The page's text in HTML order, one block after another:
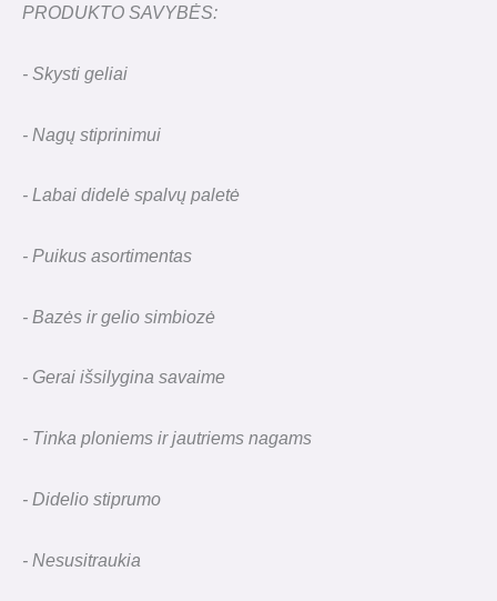
PRODUKTO SAVYBĖS:
- Skysti geliai
- Nagų stiprinimui
- Labai didelė spalvų paletė
- Puikus asortimentas
- Bazės ir gelio simbiozė
- Gerai išsilygina savaime
- Tinka ploniems ir jautriems nagams
- Didelio stiprumo
- Nesusitraukia